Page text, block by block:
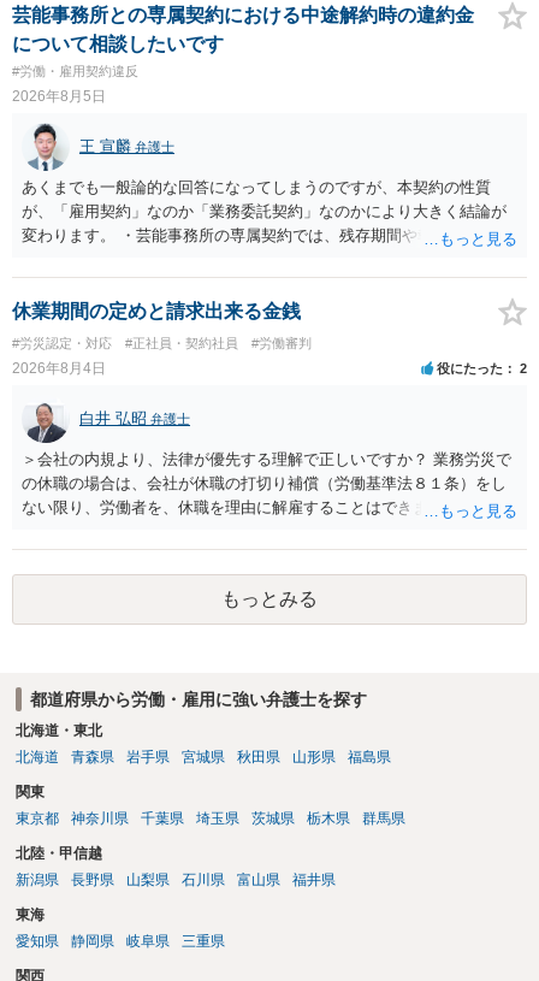
解雇という処分が社会通念上相当と認められない限り、解雇は無効で
す。 結局、貴殿のネット炎上の内容や原因、勤務先に与えた影響な
どを具体的に検討しなければ、何とも申し上げることができません。
また、育児休業法関係の問題もあるかもしれません。 ある程度労働
法に関する専門的な知識が必要な事案ですので、一度、お近くの弁護
士にご相談下さい。
芸能事務所との専属契約における中途解約時の違約金
について相談したいです
#労働・雇用契約違反
2026年8月5日
王 宣麟 弁護士
あくまでも一般論的な回答になってしまうのですが、本契約の性質
が、「雇用契約」なのか「業務委託契約」なのかにより大きく結論が
変わります。 ・芸能事務所の専属契約では、残存期間や報酬額、投下
務上よくあるからといって当然に適法という意味ではなく、実際の損
害との対応関係や合理性が重要です。 ・違約金に上限がなくても、常
に有効になるわけではありません。契約が労働契約に近い実態なら労
基法16条で無効となる余地があり、そうでなくても、金額が事務所の
損害と比べて過大なら無効や減額が争点になります。 ・契約前の修正
交渉は一般的です。 交渉の方向としては、上限額を設ける、実損害ベ
ースにする、算定根拠を明確化する、違約金ではなく「合理的な実
費・未回収費用のみ」に限定する、などが典型です。 ・弁護士に契約
前に契約書の内容をレビューしてもらう価値は十分にあると思われま
す。 争点は、契約類型が雇用か業務委託か、実態として労働者性があ
るか、解除事由が双方にどう定められているか、違約金の算定根拠が
合理的か、という複数論点に分かれます。契約前なら、交渉のパワー
バランスの問題もありますが、修正余地があるうえ、後から争うより
コストを抑えやすいので、資料等を持参の上弁護士に確認されること
をお勧めします。 ・事務所側の解除でも、解除理由によってはタレン
は、合理性や対価性を欠くとして争いやすいです。逆に、タレント側
あります。
休業期間の定めと請求出来る金銭
#労災認定・対応 #正社員・契約社員 #労働審判
2026年8月4日 役にたった 2
白井 弘昭 弁護士
＞会社の内規より、法律が優先する理解で正しいですか？ 業務労災で
の休職の場合は、会社が休職の打切り補償（労働基準法８１条）をし
ない限り、労働者を、休職を理由に解雇することはできません（労働
期間満了による退職は、業務労災への適用はありませんので、ご安心
ください。 仮に会社が打切り補償をせずに解雇した場合は、不当解雇
に当たります。 ＞労災の休業補償と、所得補償保険の保険金とは別
に、受け取れる金銭はありますでしょうか？ 業務労災の場合は、会社
逸失利益等）が認められる可能性が高いと思われます。 また、業務労
災での第三者行為傷害（同僚の不注意等による事故）の場合は、当該
第三者の賠償責任も考えられます。 労災で支払われた分は、損害額か
は、第三者から支払ってもらうことになります。 会社等との交渉が必
要になると思います（良い会社でしたら、自ら話してくると思います
が・・・）。極めて専門的な話ですので、詳細もしくは対応を最寄り
もっとみる
都道府県から労働・雇用に強い弁護士を探す
北海道・東北
北海道
青森県 岩手県 宮城県 秋田県 山形県 福島県
関東
東京都
神奈川県 千葉県 埼玉県 茨城県 栃木県 群馬県
北陸・甲信越
新潟県
長野県 山梨県 石川県 富山県 福井県
東海
愛知県
静岡県 岐阜県 三重県
関西